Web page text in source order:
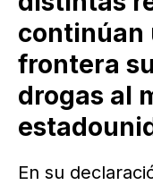
continúan
frontera
drogas al
En su